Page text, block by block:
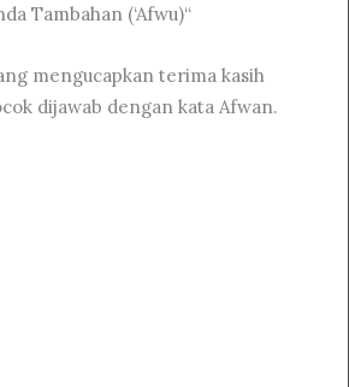
Tambahan (‘Afwu)“
mengucapkan terima kasih
dijawab dengan kata Afwan.